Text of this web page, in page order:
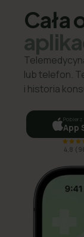
Cała
lub telefon.
i historia
Pobierz
App
4,8 (